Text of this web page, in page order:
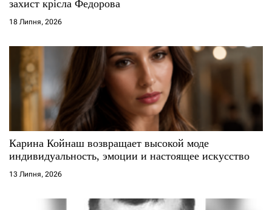
захист крісла Федорова
18 Липня, 2026
Карина Койнаш возвращает высокой моде
индивидуальность, эмоции и настоящее искусство
13 Липня, 2026